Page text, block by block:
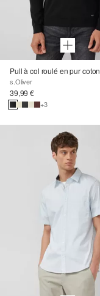
Pull à col roulé en pur coton
s.Oliver
39,99 €
+3